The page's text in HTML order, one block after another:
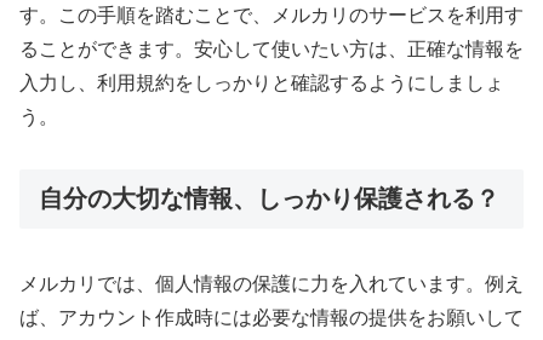
す。この手順を踏むことで、メルカリのサービスを利用す
ることができます。安心して使いたい方は、正確な情報を
入力し、利用規約をしっかりと確認するようにしましょ
う。
自分の大切な情報、しっかり保護される？
メルカリでは、個人情報の保護に力を入れています。例え
ば、アカウント作成時には必要な情報の提供をお願いして